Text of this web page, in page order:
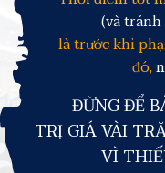
(và
là trước khi
đó,
ĐỪNG ĐỂ
TRỊ GIÁ VÀI
VÌ